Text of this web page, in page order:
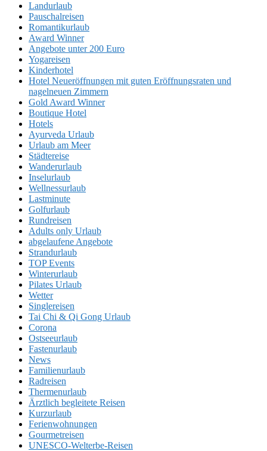
Landurlaub
Pauschalreisen
Romantikurlaub
Award Winner
Angebote unter 200 Euro
Yogareisen
Kinderhotel
Hotel Neueröffnungen mit guten Eröffnungsraten und
nagelneuen Zimmern
Gold Award Winner
Boutique Hotel
Hotels
Ayurveda Urlaub
Urlaub am Meer
Städtereise
Wanderurlaub
Inselurlaub
Wellnessurlaub
Lastminute
Golfurlaub
Rundreisen
Adults only Urlaub
abgelaufene Angebote
Strandurlaub
TOP Events
Winterurlaub
Pilates Urlaub
Wetter
Singlereisen
Tai Chi & Qi Gong Urlaub
Corona
Ostseeurlaub
Fastenurlaub
News
Familienurlaub
Radreisen
Thermenurlaub
Ärztlich begleitete Reisen
Kurzurlaub
Ferienwohnungen
Gourmetreisen
UNESCO-Welterbe-Reisen